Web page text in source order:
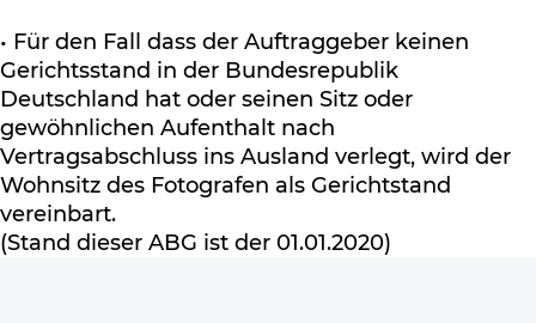
• Für den Fall dass der Auftraggeber keinen
Gerichtsstand in der Bundesrepublik
Deutschland hat oder seinen Sitz oder
gewöhnlichen Aufenthalt nach
Vertragsabschluss ins Ausland verlegt, wird der
Wohnsitz des Fotografen als Gerichtstand
vereinbart.
(Stand dieser ABG ist der 01.01.2020)